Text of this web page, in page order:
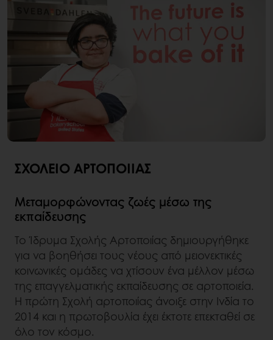
ΣΧΟΛΕΊΟ ΑΡΤΟΠΟΙΊΑΣ
Μεταμορφώνοντας ζωές μέσω της
εκπαίδευσης
Το Ίδρυμα Σχολής Αρτοποιίας δημιουργήθηκε
για να βοηθήσει τους νέους από μειονεκτικές
κοινωνικές ομάδες να χτίσουν ένα μέλλον μέσω
της επαγγελματικής εκπαίδευσης σε αρτοποιεία.
Η πρώτη Σχολή αρτοποιίας άνοιξε στην Ινδία το
2014 και η πρωτοβουλία έχει έκτοτε επεκταθεί σε
όλο τον κόσμο.